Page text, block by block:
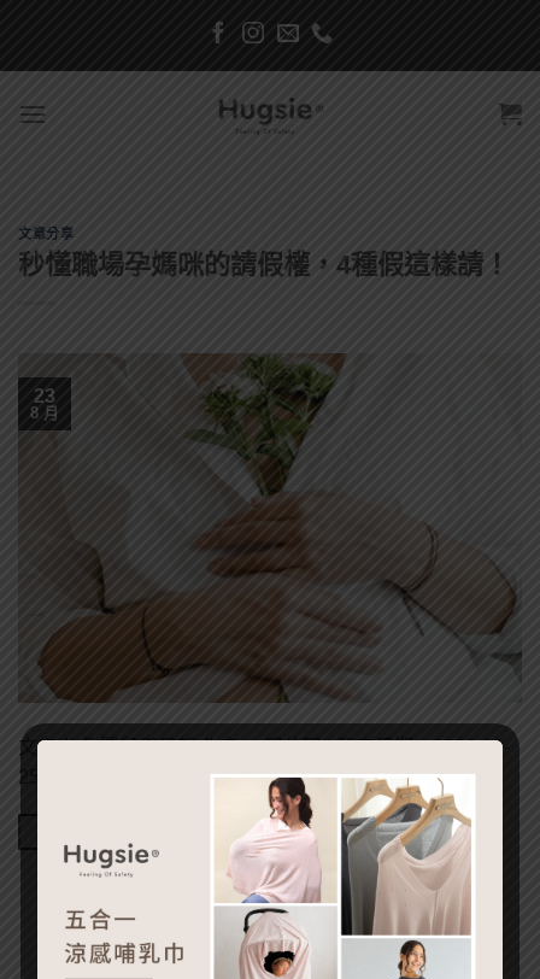
content
文章分享
秒懂職場孕媽咪的請假權，4種假這樣請！
23
8 月
文章出處:嬰兒與母親 作者： 湯佳珮 | 發表日期：2020-05-
25 懷孕了，要去產檢、需要安胎可以怎麼請 […]